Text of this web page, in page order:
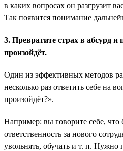
в каких вопросах он разгрузит
Так появится понимание
3. Превратите страх в абсурд и
произойдёт.
Один из эффективных методов
несколько раз ответить себе на
произойдёт?».
Например: вы говорите себе, что
ответственность за нового
увольнять, обучать и т. п. Нужно